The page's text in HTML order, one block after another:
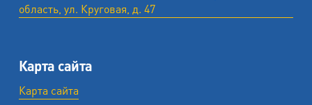
область, ул. ​Круговая, д. 47
Карта сайта
Карта сайта